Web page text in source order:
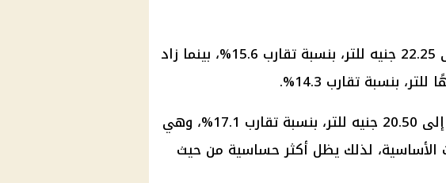
أما السولار فارتفع من 17.50 جنيه إلى 20.50 جنيه للتر، بنسبة تقارب 17.1%، وهي
الأساسية، لذلك يظل أكثر حساسية من حيث